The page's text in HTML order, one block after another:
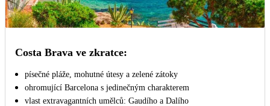
Costa Brava ve zkratce:
písečné pláže, mohutné útesy a zelené zátoky
ohromující Barcelona s jedinečným charakterem
vlast extravagantních umělců: Gaudího a Dalího